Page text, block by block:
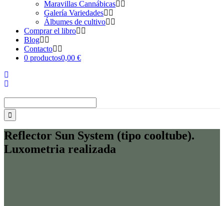
Maravillas Cannábicas
Galería Variedades
Álbumes de cultivo
Comprar el libro
Blog
Contacto
0 productos0,00 €
Reflector Sun System (tipo cooltube).
Luxometria realizada